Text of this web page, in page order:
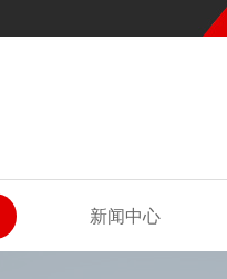
新闻中心